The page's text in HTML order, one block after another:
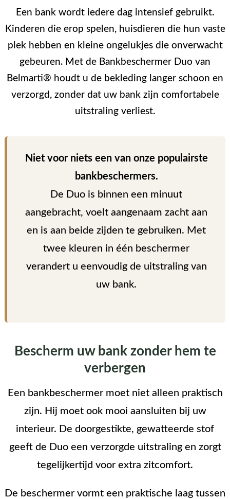
Een bank wordt iedere dag intensief gebruikt.
Kinderen die erop spelen, huisdieren die hun vaste
plek hebben en kleine ongelukjes die onverwacht
gebeuren. Met de Bankbeschermer Duo van
Belmarti® houdt u de bekleding langer schoon en
verzorgd, zonder dat uw bank zijn comfortabele
uitstraling verliest.
Niet voor niets een van onze populairste
bankbeschermers.
De Duo is binnen een minuut
aangebracht, voelt aangenaam zacht aan
en is aan beide zijden te gebruiken. Met
twee kleuren in één beschermer
verandert u eenvoudig de uitstraling van
uw bank.
Bescherm uw bank zonder hem te
verbergen
Een bankbeschermer moet niet alleen praktisch
zijn. Hij moet ook mooi aansluiten bij uw
interieur. De doorgestikte, gewatteerde stof
geeft de Duo een verzorgde uitstraling en zorgt
tegelijkertijd voor extra zitcomfort.
De beschermer vormt een praktische laag tussen